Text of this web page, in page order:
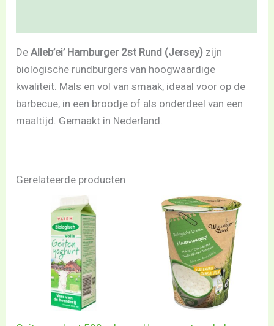
DeAlleb’ei’ Hamburger 2st Rund (Jersey) zijn
biologische rundburgers van hoogwaardige
kwaliteit. Mals en vol van smaak, ideaal voor op de
barbecue, in een broodje of als onderdeel van een
maaltijd. Gemaakt in Nederland.
Gerelateerde producten